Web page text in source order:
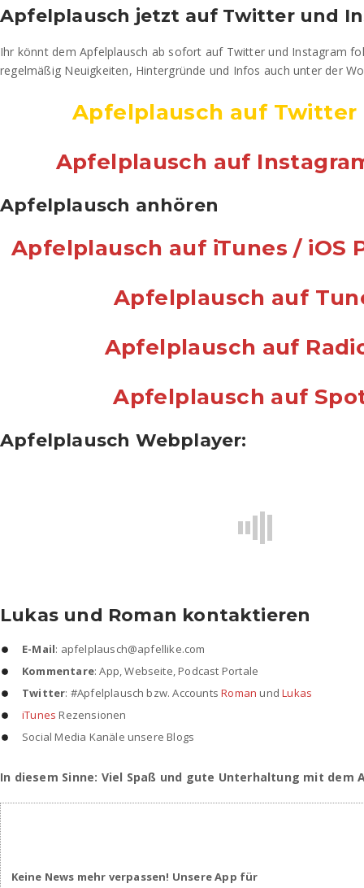
Apfelplausch jetzt auf Twitter und
Ihr könnt dem Apfelplausch ab sofort auf Twitter und Instagram
regelmäßig Neuigkeiten, Hintergründe und Infos auch unter der
Apfelplausch auf Twitter
Apfelplausch auf
Apfelplausch anhören
Apfelplausch auf iTunes / iOS
Apfelplausch auf
Apfelplausch auf
Apfelplausch auf
Apfelplausch Webplayer:
Lukas und Roman kontaktieren
E-Mail: apfelplausch@apfellike.com
Kommentare: App, Webseite, Podcast Portale
Twitter: #Apfelplausch bzw. AccountsRoman undLukas
iTunes Rezensionen
Social Media Kanäle unsere Blogs
In diesem Sinne: Viel Spaß und gute Unterhaltung mit dem
Keine News mehr verpassen! Unsere App für